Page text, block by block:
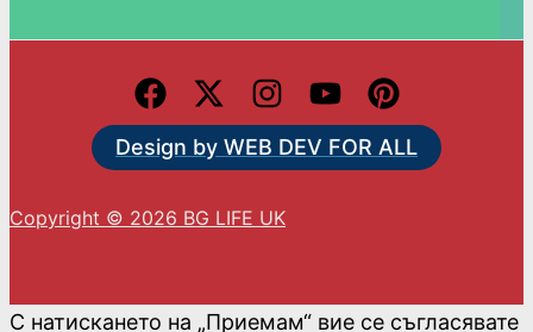
Design by WEB DEV FOR ALL
Copyright © 2026 BG LIFE UK
С натискането на „Приемам“ вие се съгласявате